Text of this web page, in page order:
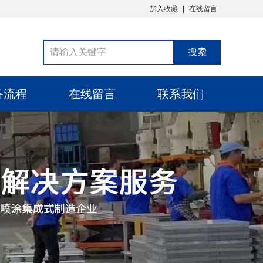
加入收藏 在线留言
流程 在线留言 联系我们